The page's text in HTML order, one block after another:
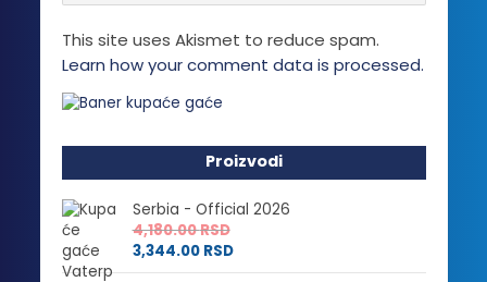
This site uses Akismet to reduce spam.
Learn how your comment data is processed.
Proizvodi
Serbia - Official 2026
4,180.00RSD
3,344.00 RSD